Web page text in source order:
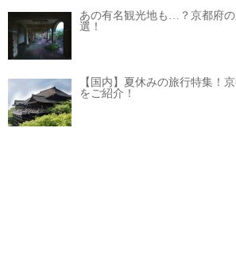
あの有名観光地も…？京都府
選！
【国内】夏休みの旅行特集！
をご紹介！